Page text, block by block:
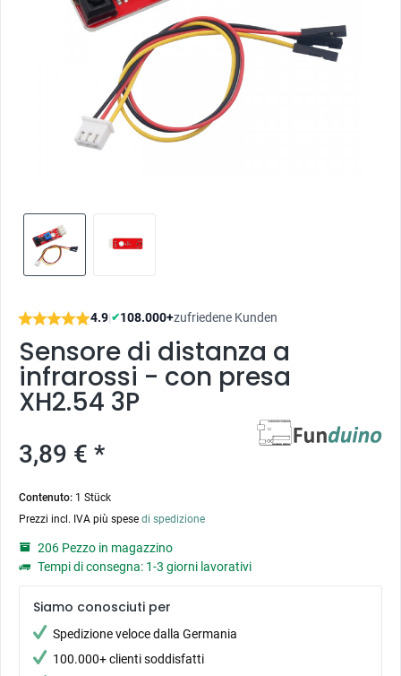
4.9|✔108.000+zufriedene Kunden
Sensore di distanza a
infrarossi - con presa
XH2.54 3P
3,89 € *
Contenuto: 1 Stück
Prezzi incl. IVA più spese di spedizione
206 Pezzo in magazzino
Tempi di consegna: 1-3 giorni lavorativi
Siamo conosciuti per
Spedizione veloce dalla Germania
100.000+ clienti soddisfatti